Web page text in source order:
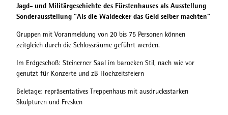
Jagd- und Militärgeschichte des Fürstenhauses als Ausstellung
Sonderausstellung "Als die Waldecker das Geld selber machten"
Gruppen mit Voranmeldung von 20 bis 75 Personen können
zeitgleich durch die Schlossräume geführt werden.
Im Erdgeschoß: Steinerner Saal im barocken Stil, nach wie vor
genutzt für Konzerte und zB Hochzeitsfeiern
Beletage: repräsentatives Treppenhaus mit ausdrucksstarken
Skulpturen und Fresken